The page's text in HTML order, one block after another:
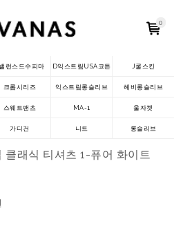
0
런스드수피마 D익스트림USA코튼 J쿨스킨
크롭시리즈 익스트림롱슬리브 헤비롱슬리브
스웨트팬츠 MA-1 울자켓
가디건 니트 롱슬리브
클래식 티셔츠 1-퓨어 화이트